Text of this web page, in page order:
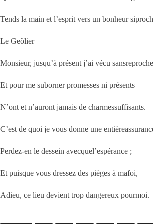
Tends la main et l’esprit vers un bonheur
Le Geôlier
Monsieur, jusqu’à présent j’ai vécu
Et pour me suborner promesses ni présents
N’ont et n’auront jamais de charmessuffisants.
C’est de quoi je vous donne une
Perdez-en le dessein avecquel’espérance ;
Et puisque vous dressez des pièges à mafoi,
Adieu, ce lieu devient trop dangereux pourmoi.